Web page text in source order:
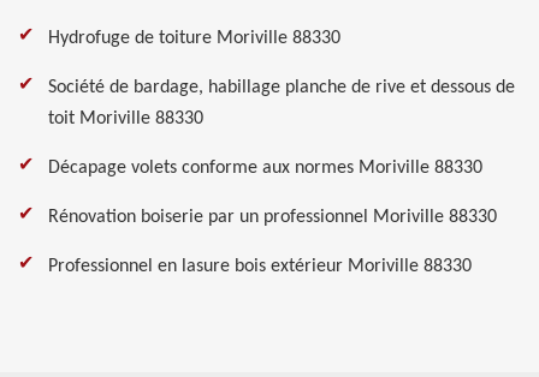
Hydrofuge de toiture Moriville 88330
Société de bardage, habillage planche de rive et dessous de
toit Moriville 88330
Décapage volets conforme aux normes Moriville 88330
Rénovation boiserie par un professionnel Moriville 88330
Professionnel en lasure bois extérieur Moriville 88330